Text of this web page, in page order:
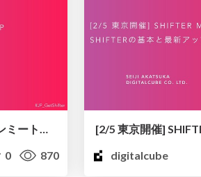
[4/8 Zoom開催] Shifter オンラインミートアップ ザ・ホワイトベルト！
0 870
digitalcube